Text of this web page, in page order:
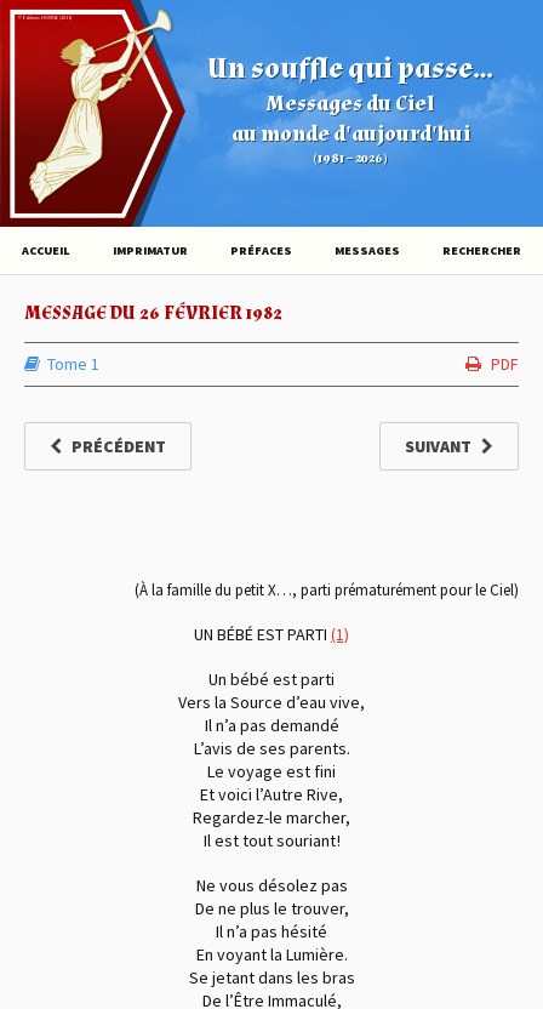
Un souffle qui passe...
Messages du Ciel
au monde d'aujourd'hui
(1981 – 2026)
© Éditions HOVINE (2026)
ACCUEIL IMPRIMATUR PRÉFACES MESSAGES RECHERCHER
MESSAGE DU 26 FÉVRIER 1982
Tome 1 PDF
PRÉCÉDENT SUIVANT
(À la famille du petit X…, parti prématurément pour le Ciel)
UN BÉBÉ EST PARTI (1)
Un bébé est parti
Vers la Source d’eau vive,
Il n’a pas demandé
L’avis de ses parents.
Le voyage est fini
Et voici l’Autre Rive,
Regardez-le marcher,
Il est tout souriant !
Ne vous désolez pas
De ne plus le trouver,
Il n’a pas hésité
En voyant la Lumière.
Se jetant dans les bras
De l’Être Immaculé,